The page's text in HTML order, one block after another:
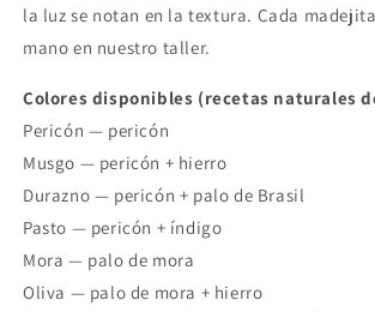
la luz se notan en la textura. Cada
mano en nuestro taller.
Colores disponibles (recetas naturales
Pericón — pericón
Musgo — pericón + hierro
Durazno — pericón + palo de Brasil
Pasto — pericón + índigo
Mora — palo de mora
Oliva — palo de mora + hierro